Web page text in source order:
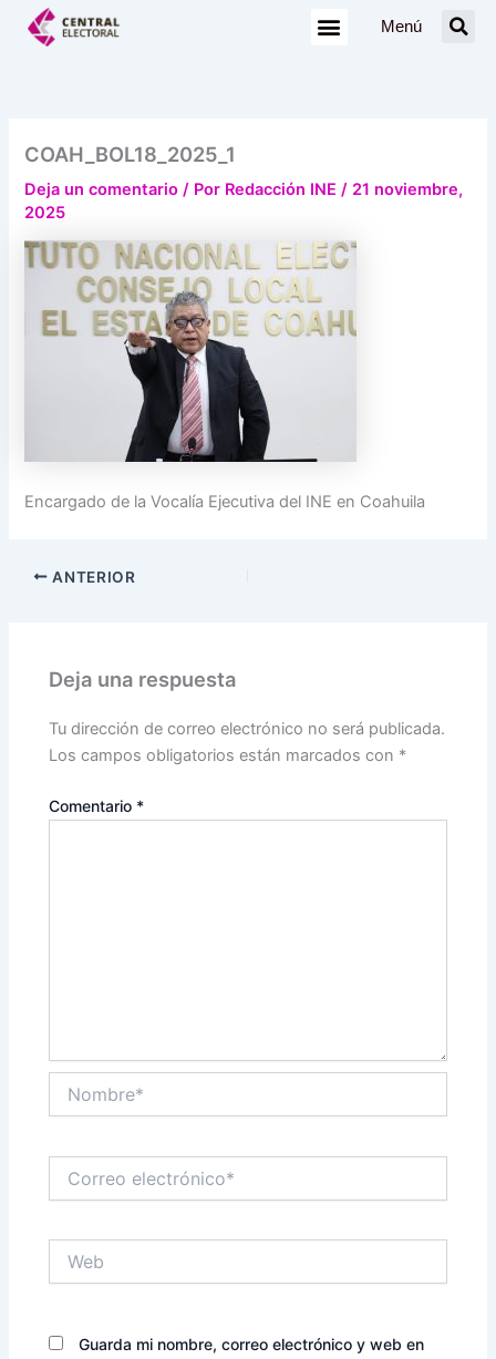
Menú
COAH_BOL18_2025_1
Deja un comentario / Por Redacción INE/ 21 noviembre,
2025
Encargado de la Vocalía Ejecutiva del INE en Coahuila
ANTERIOR
Deja una respuesta
Tu dirección de correo electrónico no será publicada.
Los campos obligatorios están marcados con *
Comentario *
electrónico*
Guarda mi nombre, correo electrónico y web en